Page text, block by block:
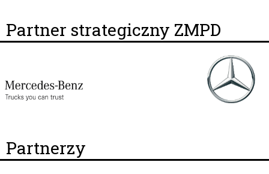
Partner strategiczny ZMPD
Partnerzy